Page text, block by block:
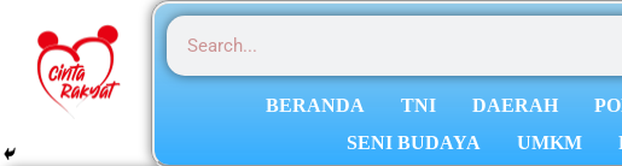
BERANDA TNI DAERAH
SENI BUDAYA
UMKM